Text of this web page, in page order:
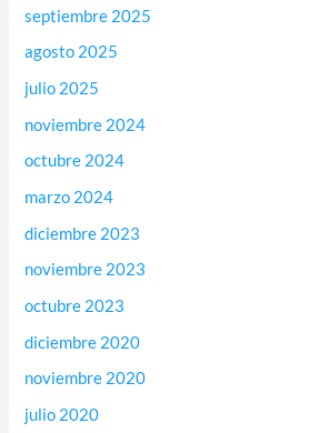
septiembre 2025
agosto 2025
julio 2025
noviembre 2024
octubre 2024
marzo 2024
diciembre 2023
noviembre 2023
octubre 2023
diciembre 2020
noviembre 2020
julio 2020